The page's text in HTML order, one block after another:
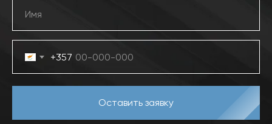
+357
Оставить заявку